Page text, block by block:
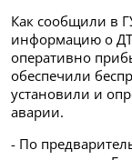
Как сообщили в
информацию о
оперативно
обеспечили
установили и
аварии.
- По